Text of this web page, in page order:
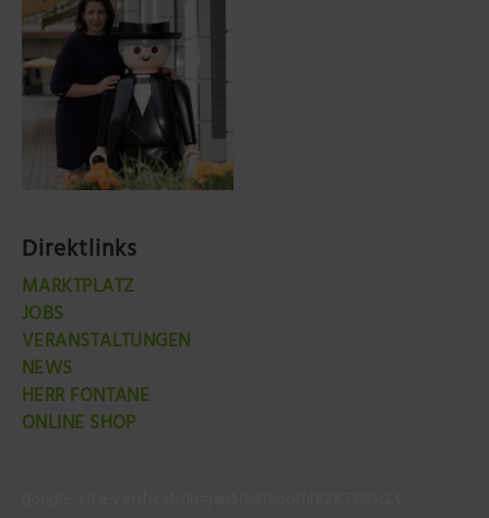
Direktlinks
MARKTPLATZ
JOBS
VERANSTALTUNGEN
NEWS
HERR FONTANE
ONLINE SHOP